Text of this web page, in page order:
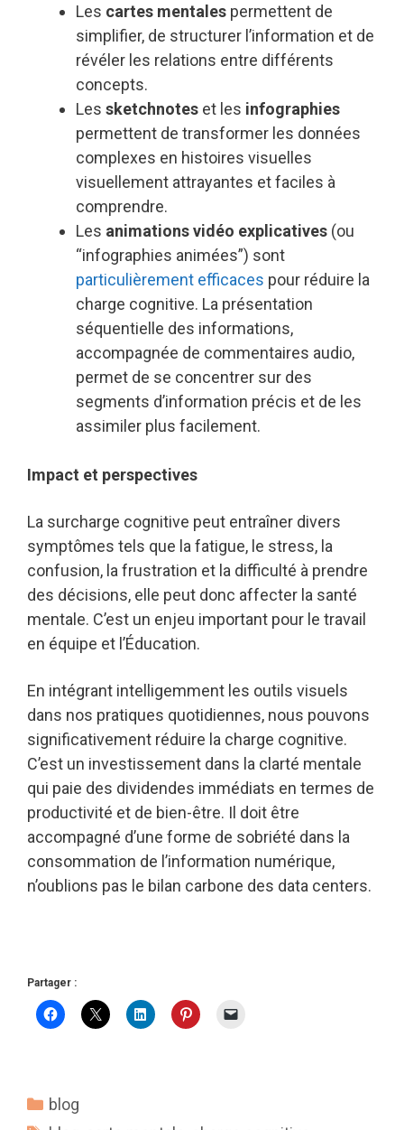
Les cartes mentales permettent de
simplifier, de structurer l’information et de
révéler les relations entre différents
concepts.
Les sketchnotes et les infographies
permettent de transformer les données
complexes en histoires visuelles
visuellement attrayantes et faciles à
comprendre.
Les animations vidéo explicatives (ou
“infographies animées”) sont
particulièrement efficaces pour réduire la
charge cognitive. La présentation
séquentielle des informations,
accompagnée de commentaires audio,
permet de se concentrer sur des
segments d’information précis et de les
assimiler plus facilement.
Impact et perspectives
La surcharge cognitive peut entraîner divers
symptômes tels que la fatigue, le stress, la
confusion, la frustration et la difficulté à prendre
des décisions, elle peut donc affecter la santé
mentale. C’est un enjeu important pour le travail
en équipe et l’Éducation.
En intégrant intelligemment les outils visuels
dans nos pratiques quotidiennes, nous pouvons
significativement réduire la charge cognitive.
C’est un investissement dans la clarté mentale
qui paie des dividendes immédiats en termes de
productivité et de bien-être. Il doit être
accompagné d’une forme de sobriété dans la
consommation de l’information numérique,
n’oublions pas le bilan carbone des data centers.
Partager :
Catégories
blog